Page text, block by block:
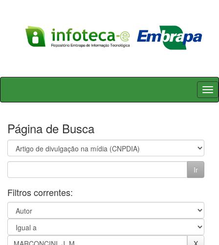
Skip
Página de Busca
Filtros correntes: